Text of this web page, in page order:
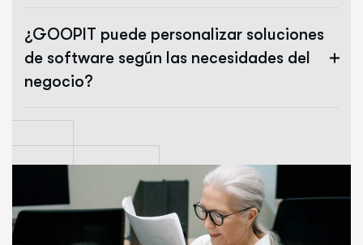
¿GOOPIT puede personalizar soluciones
de software según las necesidades del
negocio?